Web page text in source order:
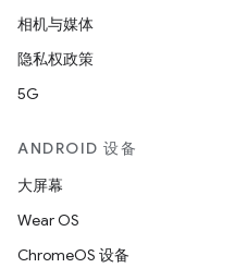
相机与媒体
隐私权政策
5G
ANDROID 设备
大屏幕
Wear OS
ChromeOS 设备